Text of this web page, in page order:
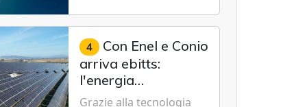
1 gigawatt a El Paso,
volto a sostenere le
future ambizioni di
superintelligenza e
intelligenza artificiale
4 Con Enel e Conio
arriva ebitts:
l'energia
rinnovabile entra in
Grazie alla tecnologia